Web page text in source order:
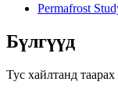
Permafrost
Бүлгүүд
Тус хайлтанд